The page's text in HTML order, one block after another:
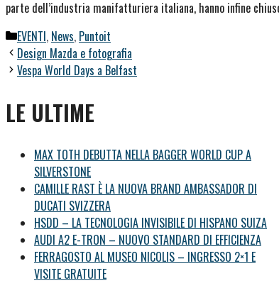
parte dell’industria manifatturiera italiana, hanno infine
Categorie
EVENTI, News, Puntoit
Design Mazda e fotografia
Vespa World Days a Belfast
LE ULTIME
MAX TOTH DEBUTTA NELLA BAGGER WORLD CUP A
SILVERSTONE
CAMILLE RAST È LA NUOVA BRAND AMBASSADOR DI
DUCATI SVIZZERA
HSDD – LA TECNOLOGIA INVISIBILE DI HISPANO SUIZA
AUDI A2 E-TRON – NUOVO STANDARD DI EFFICIENZA
FERRAGOSTO AL MUSEO NICOLIS – INGRESSO 2×1 E
VISITE GRATUITE